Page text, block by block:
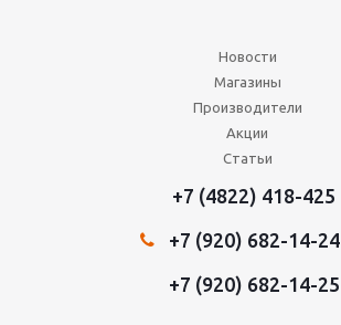
Новости
Магазины
Производители
Акции
Статьи
+7 (4822) 418-425
+7 (920) 682-14-24
+7 (920) 682-14-25